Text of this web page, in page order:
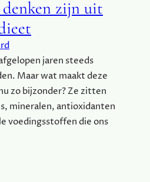
denken zijn uit
jaren steeds
Maar wat maakt deze
zo bijzonder? Ze zitten
mineralen, antioxidanten
voedingsstoffen die ons